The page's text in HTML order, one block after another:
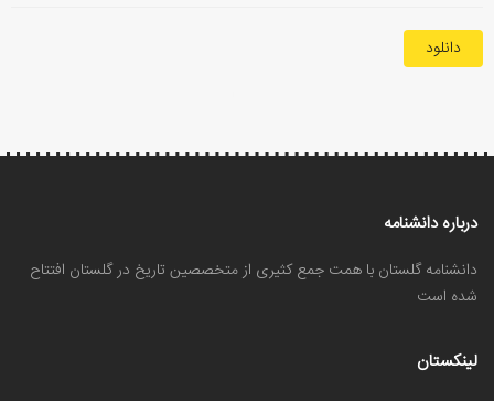
دانلود
درباره دانشنامه
دانشنامه گلستان با همت جمع کثیری از متخصصین تاریخ در گلستان افتتاح
شده است
لینکستان